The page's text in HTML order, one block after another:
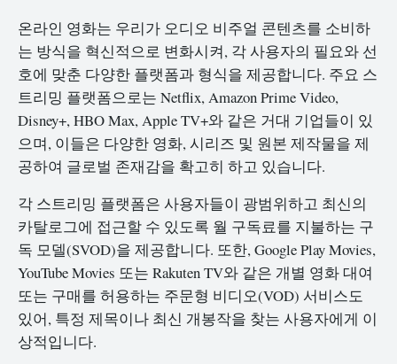
온라인 영화는 우리가 오디오 비주얼 콘텐츠를 소비하
는 방식을 혁신적으로 변화시켜, 각 사용자의 필요와 선
호에 맞춘 다양한 플랫폼과 형식을 제공합니다. 주요 스
트리밍 플랫폼으로는 Netflix, Amazon Prime Video,
Disney+, HBO Max, Apple TV+와 같은 거대 기업들이 있
으며, 이들은 다양한 영화, 시리즈 및 원본 제작물을 제
공하여 글로벌 존재감을 확고히 하고 있습니다.
각 스트리밍 플랫폼은 사용자들이 광범위하고 최신의
카탈로그에 접근할 수 있도록 월 구독료를 지불하는 구
독 모델(SVOD)을 제공합니다. 또한, Google Play Movies,
YouTube Movies 또는 Rakuten TV와 같은 개별 영화 대여
또는 구매를 허용하는 주문형 비디오(VOD) 서비스도
있어, 특정 제목이나 최신 개봉작을 찾는 사용자에게 이
상적입니다.